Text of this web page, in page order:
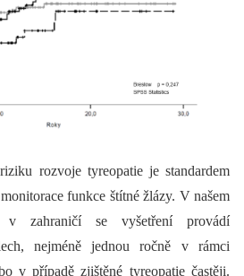
rozvoje tyreopatie je standardem
funkce štítné žlázy. V našem
v zahraničí se vyšetření provádí
nejméně jednou ročně v rámci
v případě zjištěné tyreopatie častěji.